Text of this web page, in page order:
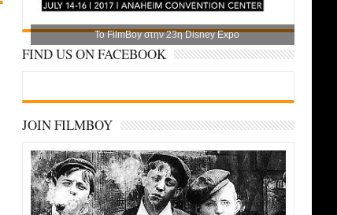
Το FilmBoy στην 23η Disney Expo
FIND US ON FACEBOOK
JOIN FILMBOY